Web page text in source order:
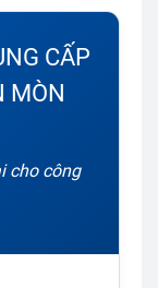
CẤP
MÒN
cho công